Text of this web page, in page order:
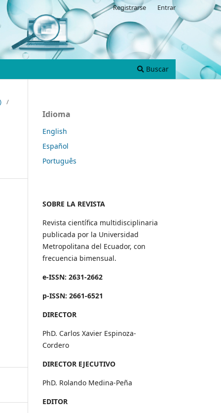
Buscar
Registrarse Entrar
/
Idioma
English
Español
Português
SOBRE LA REVISTA
Revista científica multidisciplinaria
publicada por la Universidad
Metropolitana del Ecuador, con
frecuencia bimensual.
e-ISSN: 2631-2662
p-ISSN: 2661-6521
DIRECTOR
PhD. Carlos Xavier Espinoza-
Cordero
DIRECTOR EJECUTIVO
PhD. Rolando Medina-Peña
EDITOR